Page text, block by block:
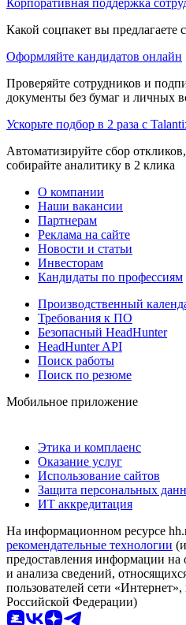
Какой соцпакет вы предлагаете
Оформляйте кандидатов онлайн
Проверяйте сотрудников и
документы без бумаг и личных
Ускорьте подбор в 2 раза с
Автоматизируйте сбор
собирайте аналитику в 2 клика
О компании
Наши вакансии
Партнерам
Реклама на сайте
Новости и статьи
Инвесторам
Кандидаты по профессиям
Производственный
Требования к ПО
Безопасный HeadHunter
HeadHunter API
Поиск работы
Поиск по резюме
Мобильное приложение
Этика и комплаенс
Оказание услуг
Использование сайтов
Защита персональных
ИТ аккредитация
На информационном ресурсе
рекомендательные технологии
предоставления информации на
и анализа сведений,
пользователей сети
Российской Федерации)